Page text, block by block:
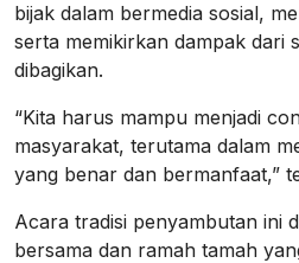
bijak dalam bermedia sosial,
serta memikirkan dampak dari
dibagikan.
“Kita harus mampu menjadi
masyarakat, terutama dalam
yang benar dan bermanfaat,”
Acara tradisi penyambutan ini
bersama dan ramah tamah